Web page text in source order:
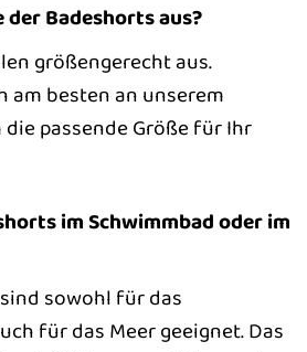
Badeshorts aus?
größengerecht aus.
am besten an unserem
passende Größe für Ihr
im Schwimmbad oder im
sowohl für das
für das Meer geeignet. Das